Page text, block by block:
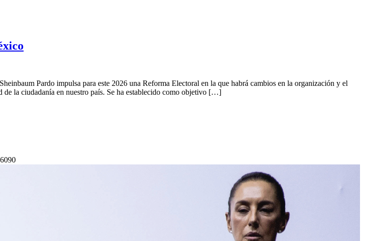
Pardo impulsa para este 2026 una Reforma Electoral en la que habrá cambios en la organización y el
de la ciudadanía en nuestro país. Se ha establecido como objetivo […]